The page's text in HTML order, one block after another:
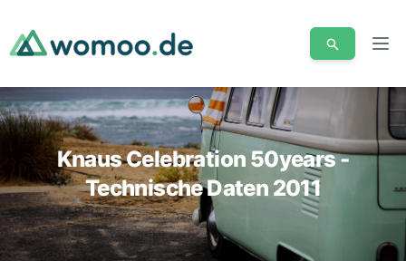
Knaus Celebration 50years -
Technische Daten 2011